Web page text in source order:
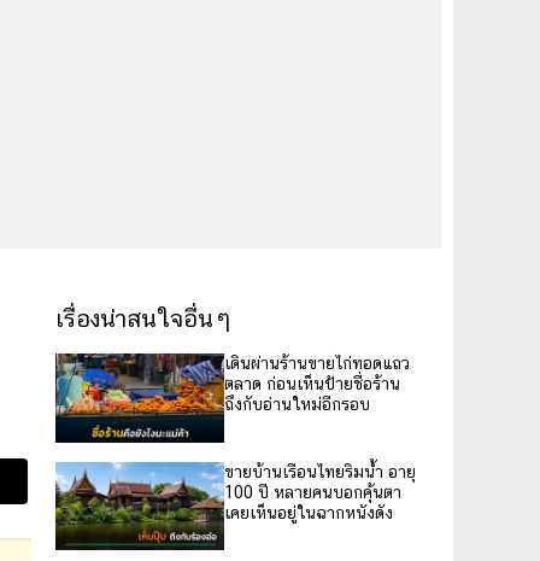
เรื่องน่าสนใจอื่นๆ
เดินผ่านร้านขายไก่ทอดแถว
ตลาด ก่อนเห็นป้ายชื่อร้าน
ถึงกับอ่านใหม่อีกรอบ
ขายบ้านเรือนไทยริมน้ำ อายุ
100 ปี หลายคนบอกคุ้นตา
เคยเห็นอยู่ในฉากหนังดัง